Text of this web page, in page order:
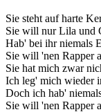
Sie steht auf harte
Sie will nur Lila und
Hab' bei ihr niemals
Sie will 'nen Rapper
Sie hat mich zwar
Ich leg' mich wieder
Doch ich hab'
Sie will 'nen Rapper